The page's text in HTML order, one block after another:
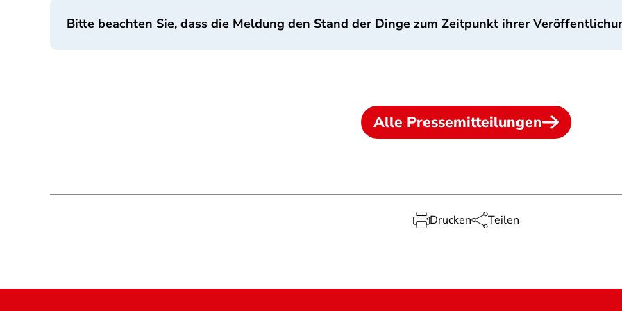
Bitte beachten Sie, dass die Meldung den Stand der Dinge zum Zeitpunkt ihrer
Alle Pressemitteilungen
Drucken Teilen